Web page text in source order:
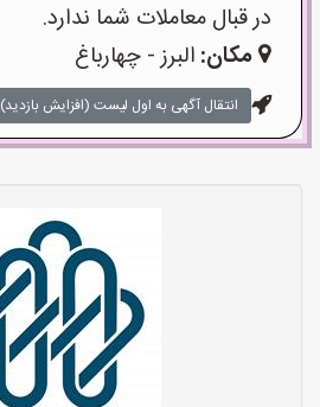
در قبال معاملات شما ندارد.
مکان: البرز - چهارباغ
انتقال آگهی به اول لیست (افزایش بازدید)